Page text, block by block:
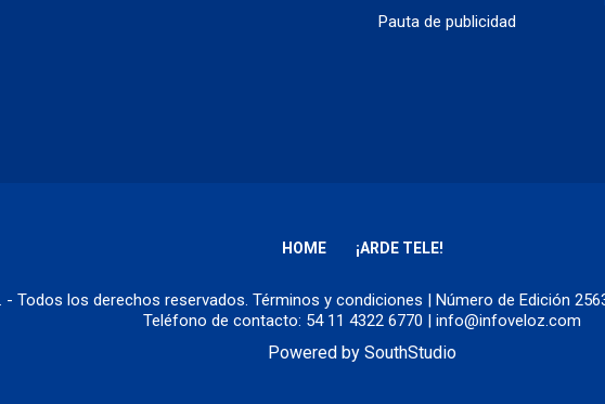
Pauta de publicidad
HOME ¡ARDE TELE!
Todos los derechos reservados. Términos y condiciones | Número de Edición
Teléfono de contacto: 54 11 4322 6770 | info@infoveloz.com
Powered by SouthStudio